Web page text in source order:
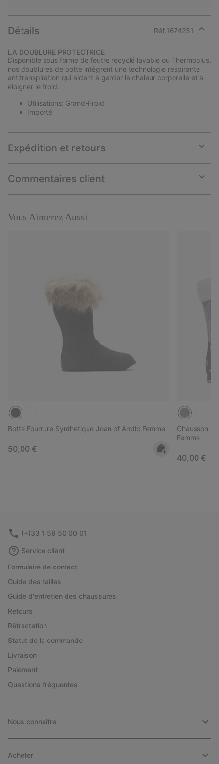
Détails Réf. 1674251
section
LA DOUBLURE PROTECTRICE
Disponible sous forme de feutre recyclé lavable ou Thermoplus,
nos doublures de botte intègrent une technologie respirante
antitranspiration qui aident à garder la chaleur corporelle et à
éloigner le froid.
Utilisations: Grand-Froid
Importé
Expédition et retours
or
Commentaires client
or
Vous Aimerez Aussi
Botte Fourrure Synthétique Joan of Arctic Femme
Regular price:
50,00 €
Chausson
Femme
Regular
40,00 €
(+)33 1 59 50 00 01
Service client
Formulaire de contact
Guide des tailles
Guide d'entretien des chaussures
Retours
Rétractation
Statut de la commande
Livraison
Paiement
Questions fréquentes
Nous connaitre
Acheter